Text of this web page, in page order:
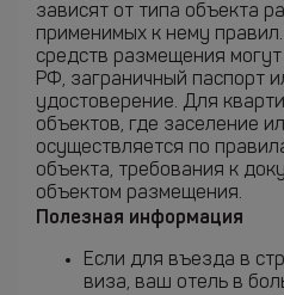
зависят от типа объекта
применимых к нему
средств размещения
РФ, заграничный паспорт
удостоверение. Для
объектов, где заселение
осуществляется по
объекта, требования к
объектом размещения.
Полезная информация
Если для въезда в
виза, ваш отель в